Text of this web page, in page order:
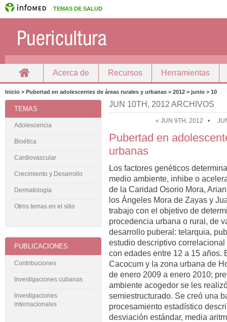
TEMAS DE SALUD
Acerca de Recursos Herramientas
Docencia
Inicio > Pubertad en adolescentes de áreas rurales y urbanas > 2012 > junio > 10
JUN 10TH, 2012 ARCHIVOS
« JUN 9TH, 2012 •
Pubertad en
urbanas
Los factores genéticos
medio ambiente, inhibe o
de la Caridad Osorio Mora,
los Ángeles Mora de Zayas y
trabajo con el objetivo de
procedencia urbana o rural, de
desarrollo puberal: telarquia,
estudio descriptivo
con edades entre 12 a 15 años.
Cacocum y la zona urbana de
de enero 2009 a enero 2010;
ambiente acogedor se les
semiestructurado. Se creó una
procesamiento estadístico
desviación estándar, media
TEMAS
Adolescencia
Bioética
Cardiovascular
Crecimiento y Desarrollo
Dermatología
Otros temas en el sitio
PUBLICACIONES
Contribuciones
Investigaciones cubanas
Investigaciones
internacionales